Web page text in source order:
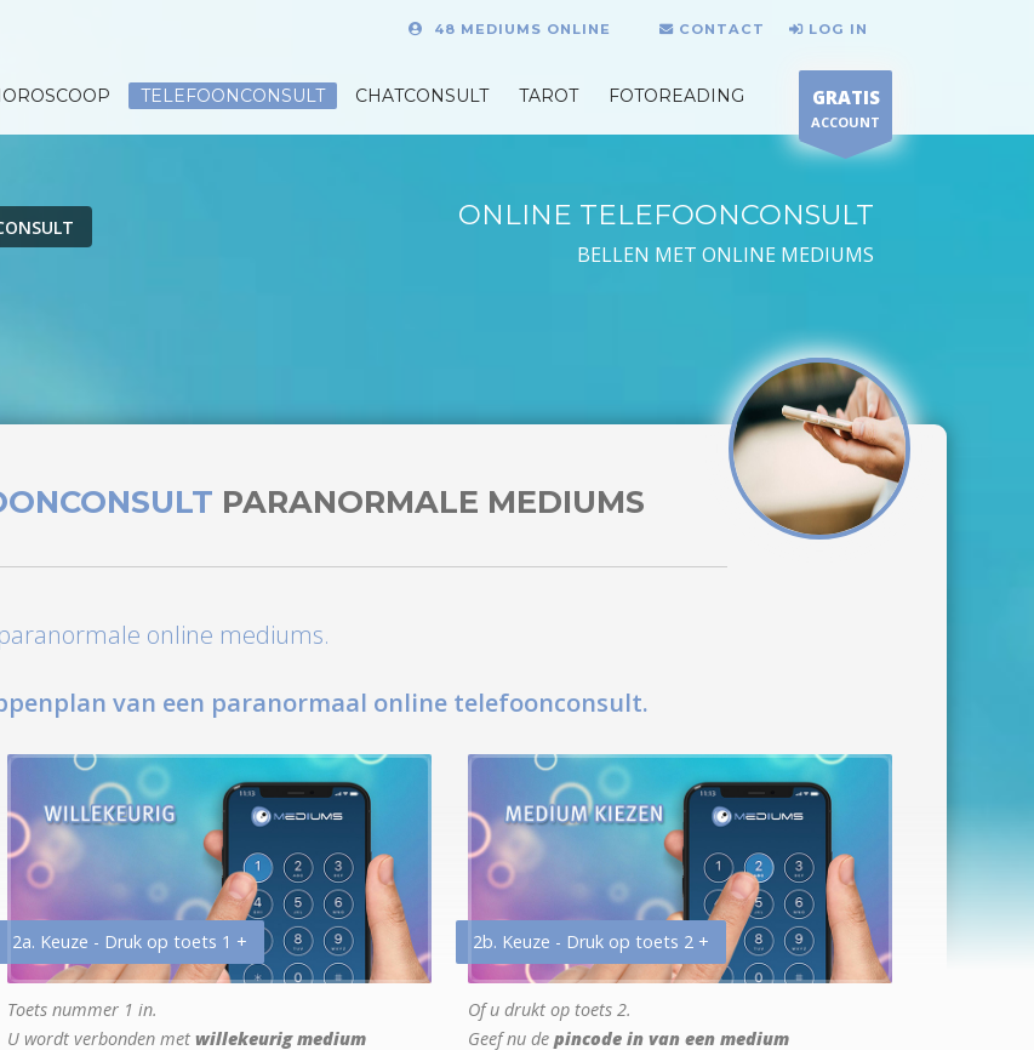
48 MEDIUMS ONLINE CONTACT LOG IN
TELEFOONCONSULT CHATCONSULT TAROT FOTOREADING GRATIS
ACCOUNT
ONLINE TELEFOONCONSULT
BELLEN MET ONLINE MEDIUMS
PARANORMALE MEDIUMS
online mediums.
van een paranormaal online telefoonconsult.
2a. Keuze - Druk op toets 1 +
Toets nummer 1 in.
U wordt verbonden met willekeurig medium
2b. Keuze - Druk op toets 2 +
Of u drukt op toets 2.
Geef nu de pincode in van een medium